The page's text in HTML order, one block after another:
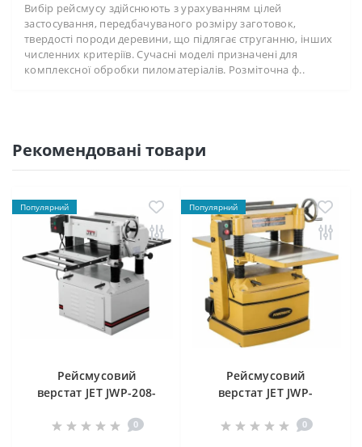
Вибір рейсмусу здійснюють з урахуванням цілей
застосування, передбачуваного розміру заготовок,
твердості породи деревини, що підлягає струганню, інших
численних критеріїв. Сучасні моделі призначені для
комплексної обробки пиломатеріалів. Розміточна ф..
Рекомендовані товари
Популярний
Рейсмусовий
верстат JET JWP-208-
0
Популярний
Рейсмусовий
верстат JET JWP-
0